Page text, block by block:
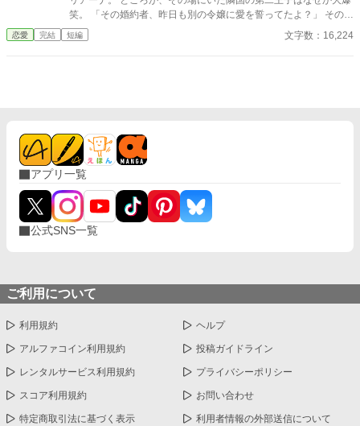
笑。 「その婚約者、昨日も別の令嬢に愛を誓ってたよ？」 その一
言から、元婚約者の嘘は次々と暴かれ、自滅の連続！ 泣くはずだ
った婚約破棄は、笑いと溺愛にあふれた人生逆転劇の幕開けだっ
恋愛 完結 短編 文字数：16,224
アプリ一覧
公式SNS一覧
ご利用について
利用規約 ヘルプ
アルファコイン利用規約 投稿ガイドライン
レンタルサービス利用規約 プライバシーポリシー
スコア利用規約 お問い合わせ
特定商取引法に基づく表示 利用者情報の外部送信について